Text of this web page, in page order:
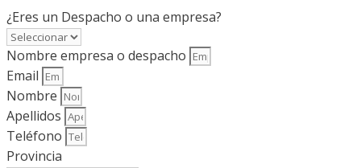
¿Eres un Despacho o una empresa?
Nombre empresa o despacho
Email
Nombre
Apellidos
Teléfono
Provincia